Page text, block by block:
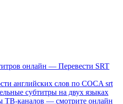
онлайн — Перевести SRT
английских слов по COCA srt
субтитры на двух языках
ТВ‑каналов — смотрите онлайн